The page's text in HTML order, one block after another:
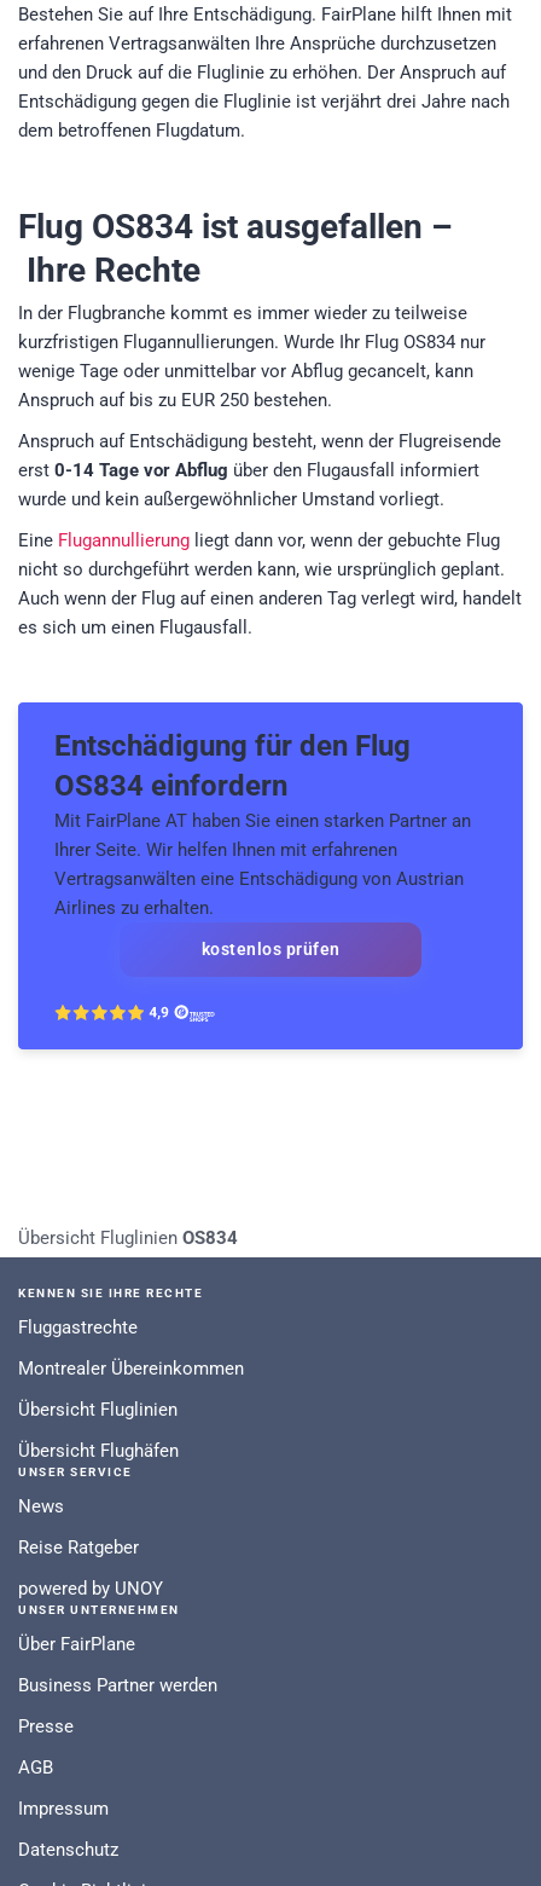
Bestehen Sie auf Ihre Entschädigung. FairPlane hilft Ihnen mit
erfahrenen Vertragsanwälten Ihre Ansprüche durchzusetzen
und den Druck auf die Fluglinie zu erhöhen. Der Anspruch auf
Entschädigung gegen die Fluglinie ist verjährt drei Jahre nach
dem betroffenen Flugdatum.
Flug OS834 ist ausgefallen –
Ihre Rechte
In der Flugbranche kommt es immer wieder zu teilweise
kurzfristigen Flugannullierungen. Wurde Ihr Flug OS834 nur
wenige Tage oder unmittelbar vor Abflug gecancelt, kann
Anspruch auf bis zu EUR 250 bestehen.
Anspruch auf Entschädigung besteht, wenn der Flugreisende
erst 0-14 Tage vor Abflug über den Flugausfall informiert
wurde und kein außergewöhnlicher Umstand vorliegt.
Eine Flugannullierung liegt dann vor, wenn der gebuchte Flug
nicht so durchgeführt werden kann, wie ursprünglich geplant.
Auch wenn der Flug auf einen anderen Tag verlegt wird, handelt
es sich um einen Flugausfall.
Entschädigung für den Flug
OS834 einfordern
Mit FairPlane AT haben Sie einen starken Partner an
Ihrer Seite. Wir helfen Ihnen mit erfahrenen
Vertragsanwälten eine Entschädigung von Austrian
Airlines zu erhalten.
kostenlos prüfen
Übersicht Fluglinien OS834
KENNEN SIE IHRE RECHTE
Fluggastrechte
Montrealer Übereinkommen
Übersicht Fluglinien
Übersicht Flughäfen
UNSER SERVICE
News
Reise Ratgeber
powered by UNOY
UNSER UNTERNEHMEN
Über FairPlane
Business Partner werden
Presse
AGB
Impressum
Datenschutz